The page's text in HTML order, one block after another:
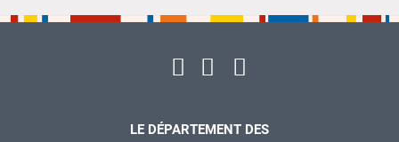
LE DÉPARTEMENT DES